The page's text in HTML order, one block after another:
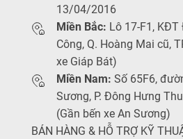
13/04/2016
Miền Bắc: Lô 17-F1, KĐT
Công, Q. Hoàng Mai cũ,
xe Giáp Bát)
Miền Nam: Số 65F6,
Sương, P. Đông Hưng
(Gần bến xe An Sương)
BÁN HÀNG & HỖ TRỢ KỸ